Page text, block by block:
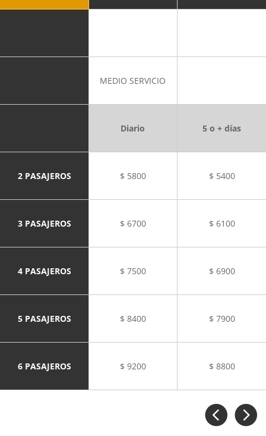
2 PASAJEROS
3 PASAJEROS
4 PASAJEROS
5 PASAJEROS
6 PASAJEROS
MEDIO SERVICIO
Diario
$ 5800
$ 6700
$ 7500
$ 8400
$ 9200
5 o + días
$ 5400
$ 6100
$ 6900
$ 7900
$ 8800
 